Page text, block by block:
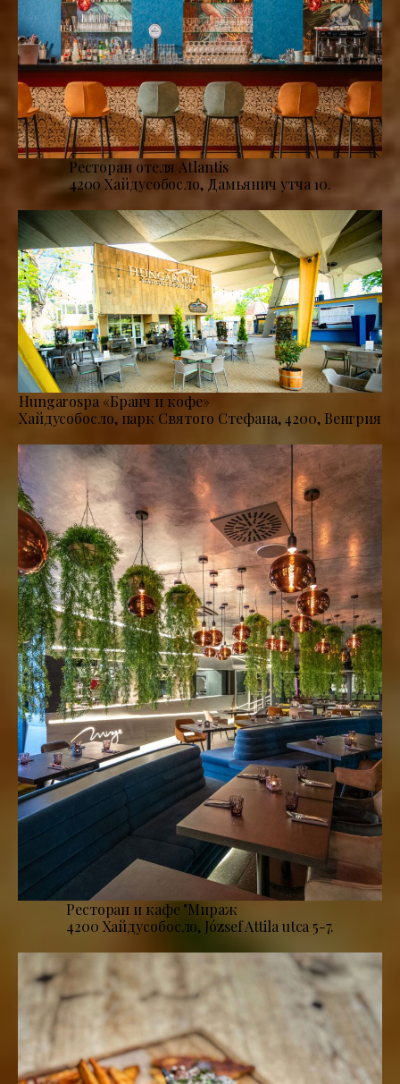
Ресторан отеля Atlantis
4200 Хайдусобосло, Дамьянич утча 10.
Hungarospa «Бранч и кофе»
Хайдусобосло, парк Святого Стефана, 4200, Венгрия
Ресторан и кафе "Мираж
4200 Хайдусобосло, József Attila utca 5-7.